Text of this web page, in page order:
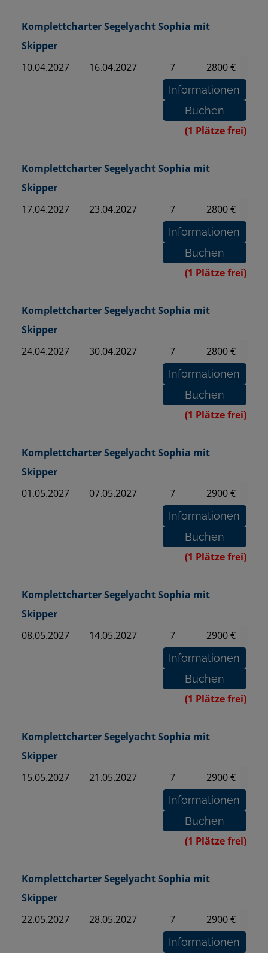
Komplettcharter Segelyacht Sophia mit
Skipper
10.04.2027
16.04.2027 7 2800 €
(1 Plätze frei)
Komplettcharter Segelyacht Sophia mit
Skipper
17.04.2027
23.04.2027 7 2800 €
(1 Plätze frei)
Komplettcharter Segelyacht Sophia mit
Skipper
24.04.2027
30.04.2027 7 2800 €
(1 Plätze frei)
Komplettcharter Segelyacht Sophia mit
Skipper
01.05.2027
07.05.2027 7 2900 €
(1 Plätze frei)
Komplettcharter Segelyacht Sophia mit
Skipper
08.05.2027
14.05.2027 7 2900 €
(1 Plätze frei)
Komplettcharter Segelyacht Sophia mit
Skipper
15.05.2027
21.05.2027 7 2900 €
(1 Plätze frei)
Komplettcharter Segelyacht Sophia mit
Skipper
22.05.2027
28.05.2027 7 2900 €